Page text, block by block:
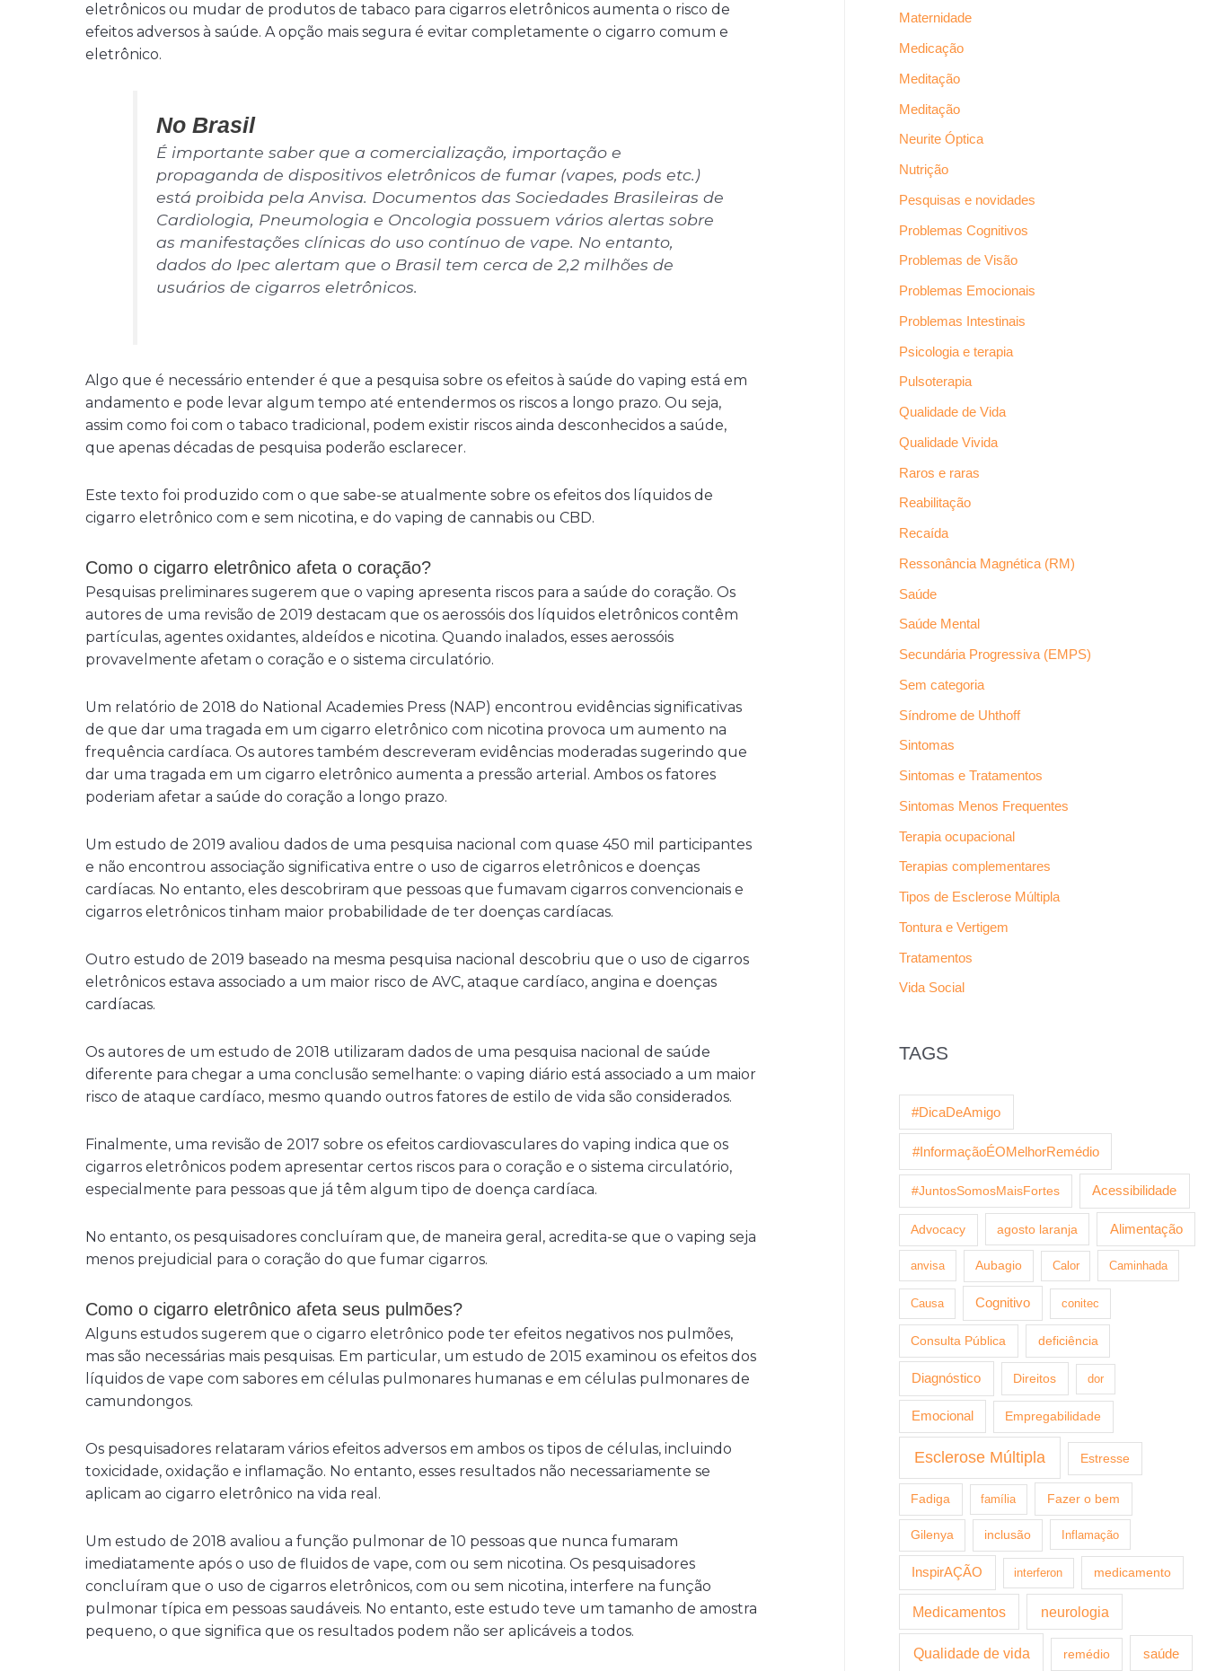
eletrônicos ou mudar de produtos de tabaco para cigarros eletrônicos aumenta o risco de
efeitos adversos à saúde. A opção mais segura é evitar completamente o cigarro comum e
eletrônico.
No Brasil
É importante saber que a comercialização, importação e
propaganda de dispositivos eletrônicos de fumar (vapes, pods etc.)
está proibida pela Anvisa. Documentos das Sociedades Brasileiras de
Cardiologia, Pneumologia e Oncologia possuem vários alertas sobre
as manifestações clínicas do uso contínuo de vape. No entanto,
dados do Ipec alertam que o Brasil tem cerca de 2,2 milhões de
usuários de cigarros eletrônicos.
Algo que é necessário entender é que a pesquisa sobre os efeitos à saúde do vaping está em
andamento e pode levar algum tempo até entendermos os riscos a longo prazo. Ou seja,
assim como foi com o tabaco tradicional, podem existir riscos ainda desconhecidos a saúde,
que apenas décadas de pesquisa poderão esclarecer.
Este texto foi produzido com o que sabe-se atualmente sobre os efeitos dos líquidos de
cigarro eletrônico com e sem nicotina, e do vaping de cannabis ou CBD.
Como o cigarro eletrônico afeta o coração?
Pesquisas preliminares sugerem que o vaping apresenta riscos para a saúde do coração. Os
autores de uma revisão de 2019 destacam que os aerossóis dos líquidos eletrônicos contêm
partículas, agentes oxidantes, aldeídos e nicotina. Quando inalados, esses aerossóis
provavelmente afetam o coração e o sistema circulatório.
Um relatório de 2018 do National Academies Press (NAP) encontrou evidências significativas
de que dar uma tragada em um cigarro eletrônico com nicotina provoca um aumento na
frequência cardíaca. Os autores também descreveram evidências moderadas sugerindo que
dar uma tragada em um cigarro eletrônico aumenta a pressão arterial. Ambos os fatores
poderiam afetar a saúde do coração a longo prazo.
Um estudo de 2019 avaliou dados de uma pesquisa nacional com quase 450 mil participantes
e não encontrou associação significativa entre o uso de cigarros eletrônicos e doenças
cardíacas. No entanto, eles descobriram que pessoas que fumavam cigarros convencionais e
cigarros eletrônicos tinham maior probabilidade de ter doenças cardíacas.
Outro estudo de 2019 baseado na mesma pesquisa nacional descobriu que o uso de cigarros
eletrônicos estava associado a um maior risco de AVC, ataque cardíaco, angina e doenças
cardíacas.
Os autores de um estudo de 2018 utilizaram dados de uma pesquisa nacional de saúde
diferente para chegar a uma conclusão semelhante: o vaping diário está associado a um maior
risco de ataque cardíaco, mesmo quando outros fatores de estilo de vida são considerados.
Finalmente, uma revisão de 2017 sobre os efeitos cardiovasculares do vaping indica que os
cigarros eletrônicos podem apresentar certos riscos para o coração e o sistema circulatório,
especialmente para pessoas que já têm algum tipo de doença cardíaca.
No entanto, os pesquisadores concluíram que, de maneira geral, acredita-se que o vaping seja
menos prejudicial para o coração do que fumar cigarros.
Como o cigarro eletrônico afeta seus pulmões?
Alguns estudos sugerem que o cigarro eletrônico pode ter efeitos negativos nos pulmões,
mas são necessárias mais pesquisas. Em particular, um estudo de 2015 examinou os efeitos dos
líquidos de vape com sabores em células pulmonares humanas e em células pulmonares de
camundongos.
Os pesquisadores relataram vários efeitos adversos em ambos os tipos de células, incluindo
toxicidade, oxidação e inflamação. No entanto, esses resultados não necessariamente se
aplicam ao cigarro eletrônico na vida real.
Um estudo de 2018 avaliou a função pulmonar de 10 pessoas que nunca fumaram
imediatamente após o uso de fluidos de vape, com ou sem nicotina. Os pesquisadores
concluíram que o uso de cigarros eletrônicos, com ou sem nicotina, interfere na função
pulmonar típica em pessoas saudáveis. No entanto, este estudo teve um tamanho de amostra
pequeno, o que significa que os resultados podem não ser aplicáveis a todos.
Maternidade
Medicação
Meditação
Meditação
Neurite Óptica
Nutrição
Pesquisas e novidades
Problemas Cognitivos
Problemas de Visão
Problemas Emocionais
Problemas Intestinais
Psicologia e terapia
Pulsoterapia
Qualidade de Vida
Qualidade Vivida
Raros e raras
Reabilitação
Recaída
Ressonância Magnética (RM)
Saúde
Saúde Mental
Secundária Progressiva (EMPS)
Sem categoria
Síndrome de Uhthoff
Sintomas
Sintomas e Tratamentos
Sintomas Menos Frequentes
Terapia ocupacional
Terapias complementares
Tipos de Esclerose Múltipla
Tontura e Vertigem
Tratamentos
Vida Social
TAGS
#DicaDeAmigo
#InformaçãoÉOMelhorRemédio
#JuntosSomosMaisFortes Acessibilidade
Advocacy agosto laranja Alimentação
anvisa Aubagio Calor Caminhada
Causa Cognitivo conitec
Consulta Pública deficiência
Diagnóstico Direitos dor
Emocional Empregabilidade
Esclerose Múltipla Estresse
Fadiga família Fazer o bem
Gilenya inclusão Inflamação
InspirAÇÃO interferon medicamento
Medicamentos neurologia
Qualidade de vida remédio saúde